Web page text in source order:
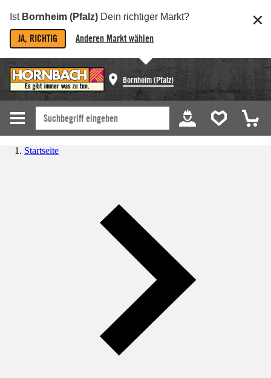
Ist Bornheim (Pfalz) Dein richtiger Markt?
JA, RICHTIG Anderen Markt wählen
Bornheim (Pfalz)
Startseite